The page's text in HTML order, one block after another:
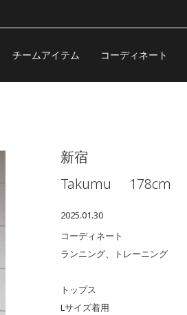
チームアイテム コーディネート
新宿
Takumu
178cm
2025.01.30
コーディネート
ランニング、トレーニング
トップス
Lサイズ着用